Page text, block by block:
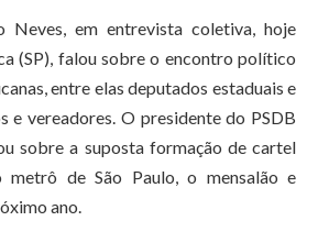
Neves, em entrevista coletiva, hoje
(SP), falou sobre o encontro político
entre elas deputados estaduais e
e vereadores. O presidente do PSDB
sobre a suposta formação de cartel
metrô de São Paulo, o mensalão e
ano.